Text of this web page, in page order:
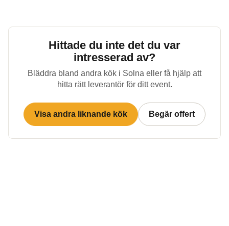
Hittade du inte det du var
intresserad av?
Bläddra bland andra kök i Solna eller få hjälp att
hitta rätt leverantör för ditt event.
Visa andra liknande kök Begär offert